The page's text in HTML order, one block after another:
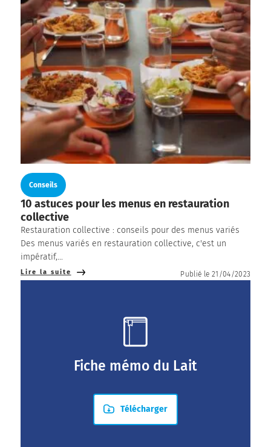
Fiche mémo du Lait
Télécharger
Conseils
10 astuces pour les menus en restauration
collective
Restauration collective : conseils pour des menus variés
Des menus variés en restauration collective, c'est un
impératif,...
Lire la suite Publié le 21/04/2023